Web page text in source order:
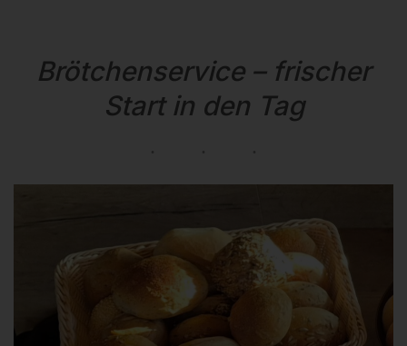
Brötchenservice – frischer
Start in den Tag